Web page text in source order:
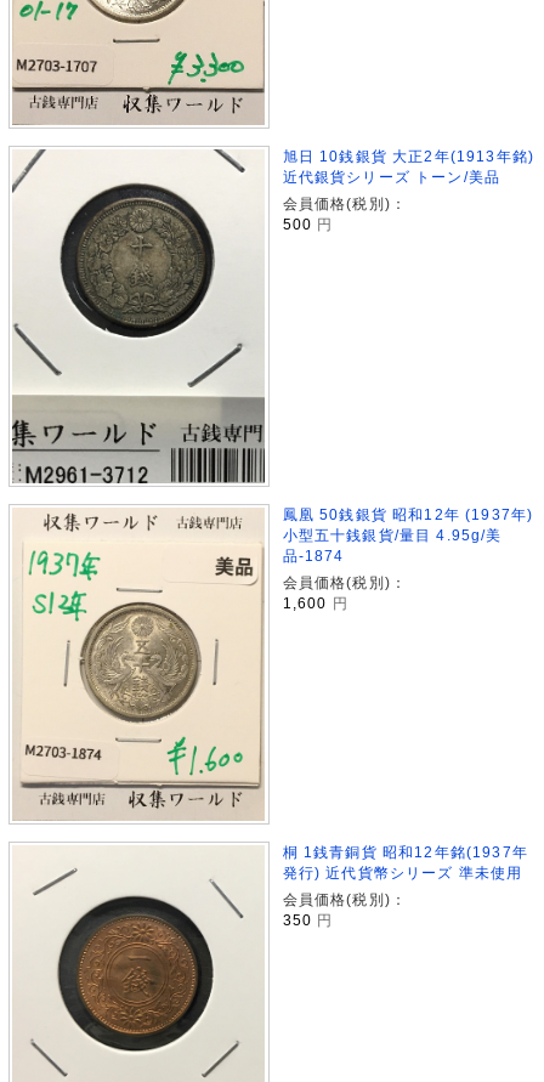
旭日 10銭銀貨 大正2年(1913年銘)
近代銀貨シリーズ トーン/美品
会員価格(税別)：
500 円
鳳凰 50銭銀貨 昭和12年 (1937年)
小型五十銭銀貨/量目 4.95g/美
品-1874
会員価格(税別)：
1,600
円
桐 1銭青銅貨 昭和12年銘(1937年
発行) 近代貨幣シリーズ 準未使用
会員価格(税別)：
350 円